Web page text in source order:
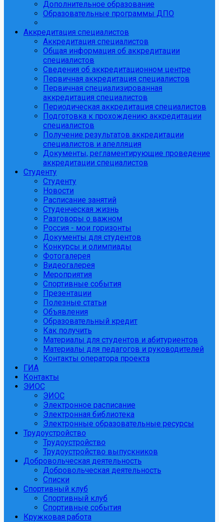
Дополнительное образование
Образовательные программы ДПО
Аккредитация специалистов
Аккредитация специалистов
Общая информация об аккредитации
специалистов
Сведения об аккредитационном центре
Первичная аккредитация специалистов
Первичная специализированная
аккредитация специалистов
Периодическая аккредитация специалистов
Подготовка к прохождению аккредитации
специалистов
Получение результатов аккредитации
специалистов и апелляция
Документы, регламентирующие проведение
аккредитации специалистов
Студенту
Студенту
Новости
Расписание занятий
Студенческая жизнь
Разговоры о важном
Россия - мои горизонты
Документы для студентов
Конкурсы и олимпиады
Фотогалерея
Видеогалерея
Мероприятия
Спортивные события
Презентации
Полезные статьи
Объявления
Образовательный кредит
Как получить
Материалы для студентов и абитуриентов
Материалы для педагогов и руководителей
Контакты оператора проекта
ГИА
Контакты
ЭИОС
ЭИОС
Электронное расписание
Электронная библиотека
Электронные образовательные ресурсы
Трудоустройство
Трудоустройство
Трудоустройство выпускников
Добровольческая деятельность
Добровольческая деятельность
Списки
Спортивный клуб
Спортивный клуб
Спортивные события
Кружковая работа